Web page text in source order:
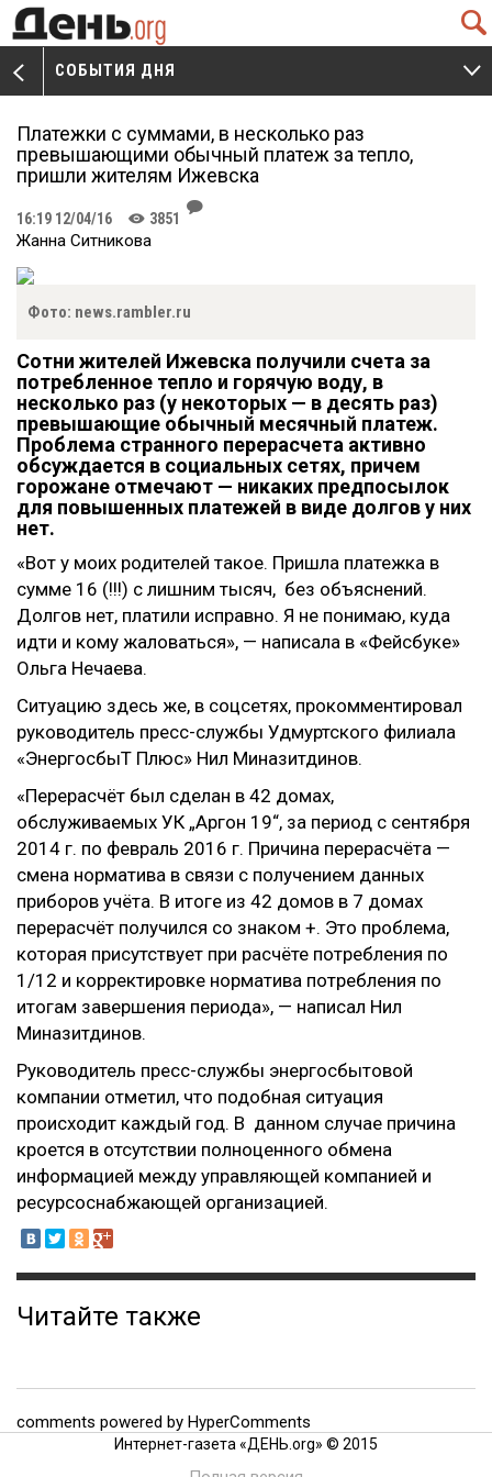
Q
V
СОБЫТИЯ ДНЯ
W
Платежки с суммами, в несколько раз
превышающими обычный платеж за тепло,
пришли жителям Ижевска
16:19 12/04/16 K 3851
J
Жанна Ситникова
Фото: news.rambler.ru
Сотни жителей Ижевска получили счета за
потребленное тепло и горячую воду, в
несколько раз (у некоторых — в десять раз)
превышающие обычный месячный платеж.
Проблема странного перерасчета активно
обсуждается в социальных сетях, причем
горожане отмечают — никаких предпосылок
для повышенных платежей в виде долгов у них
нет.
«Вот у моих родителей такое. Пришла платежка в
сумме 16 (!!!) с лишним тысяч, без объяснений.
Долгов нет, платили исправно. Я не понимаю, куда
идти и кому жаловаться», — написала в «Фейсбуке»
Ольга Нечаева.
Ситуацию здесь же, в соцсетях, прокомментировал
руководитель пресс-службы Удмуртского филиала
«ЭнергосбыТ Плюс» Нил Миназитдинов.
«Перерасчёт был сделан в 42 домах,
обслуживаемых УК „Аргон 19“, за период с сентября
2014 г. по февраль 2016 г. Причина перерасчёта —
смена норматива в связи с получением данных
приборов учёта. В итоге из 42 домов в 7 домах
перерасчёт получился со знаком +. Это проблема,
которая присутствует при расчёте потребления по
1/12 и корректировке норматива потребления по
итогам завершения периода», — написал Нил
Миназитдинов.
Руководитель пресс-службы энергосбытовой
компании отметил, что подобная ситуация
происходит каждый год. В данном случае причина
кроется в отсутствии полноценного обмена
информацией между управляющей компанией и
ресурсоснабжающей организацией.
Читайте также
comments powered by HyperComments
Интернет-газета «ДЕНЬ.org» © 2015